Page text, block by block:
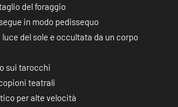
del foraggio
in modo pedissequo
del sole e occultata da un corpo
sui tarocchi
teatrali
per alte velocità